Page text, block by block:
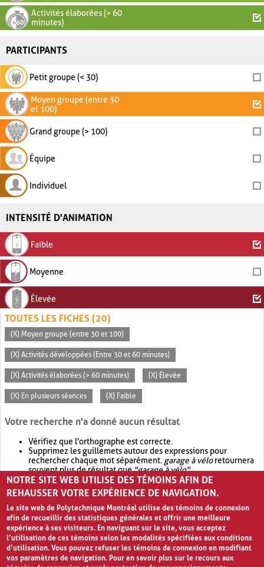
Activités élaborées (> 60
minutes)
PARTICIPANTS
Petit groupe (< 30)
Moyen groupe (entre 30
et 100)
Grand groupe (> 100)
Équipe
Individuel
INTENSITÉ D'ANIMATION
Faible
Moyenne
Élevée
TOUTES LES FICHES (20)
(X) Moyen groupe (entre 30 et 100)
(X) Activités développées (Entre 30 et 60 minutes)
(X) Activités élaborées (> 60 minutes) (X) Élevée
(X) En plusieurs séances (X) Faible
Votre recherche n'a donné aucun résultat
Vérifiez que l'orthographe est correcte.
Supprimez les guillemets autour des expressions pour
rechercher chaque mot séparément. garage à véloretournera
souvent plus de résultat que"garage à vélo".
Envisagez d'élargir votre recherche avec OR.garage OR vélo
retournera souvent plus de résultat quegarage à vélo
NOTRE SITE WEB UTILISE DES TÉMOINS AFIN DE
REHAUSSER VOTRE EXPÉRIENCE DE NAVIGATION.
Le site web de Polytechnique Montréal utilise des témoins de connexion
afin de recueillir des statistiques générales et offrir une meilleure
expérience à ses visiteurs. En naviguant sur le site, vous acceptez
l’utilisation de ces témoins selon les modalités spécifiées aux conditions
d’utilisation. Vous pouvez refuser les témoins de connexion en modifiant
vos paramètres de navigation. Pour en savoir plus sur le recours aux